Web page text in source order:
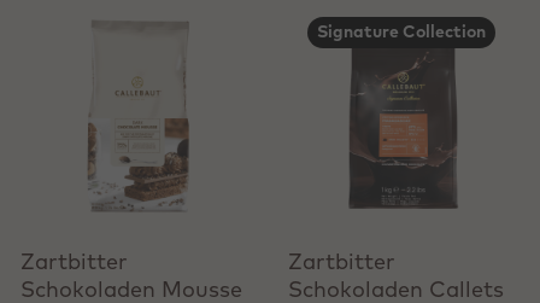
Schnell hinzufügen
Zartbitter
Schokoladen Mousse
Signature Collection
Schnell hinzufügen
Zartbitter
Schokoladen Callets